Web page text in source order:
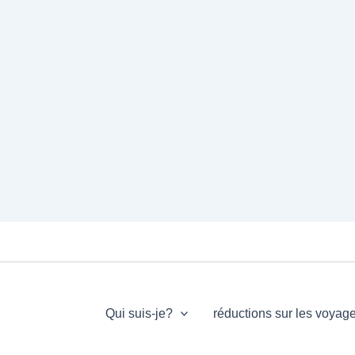
Qui suis-je? réductions sur les